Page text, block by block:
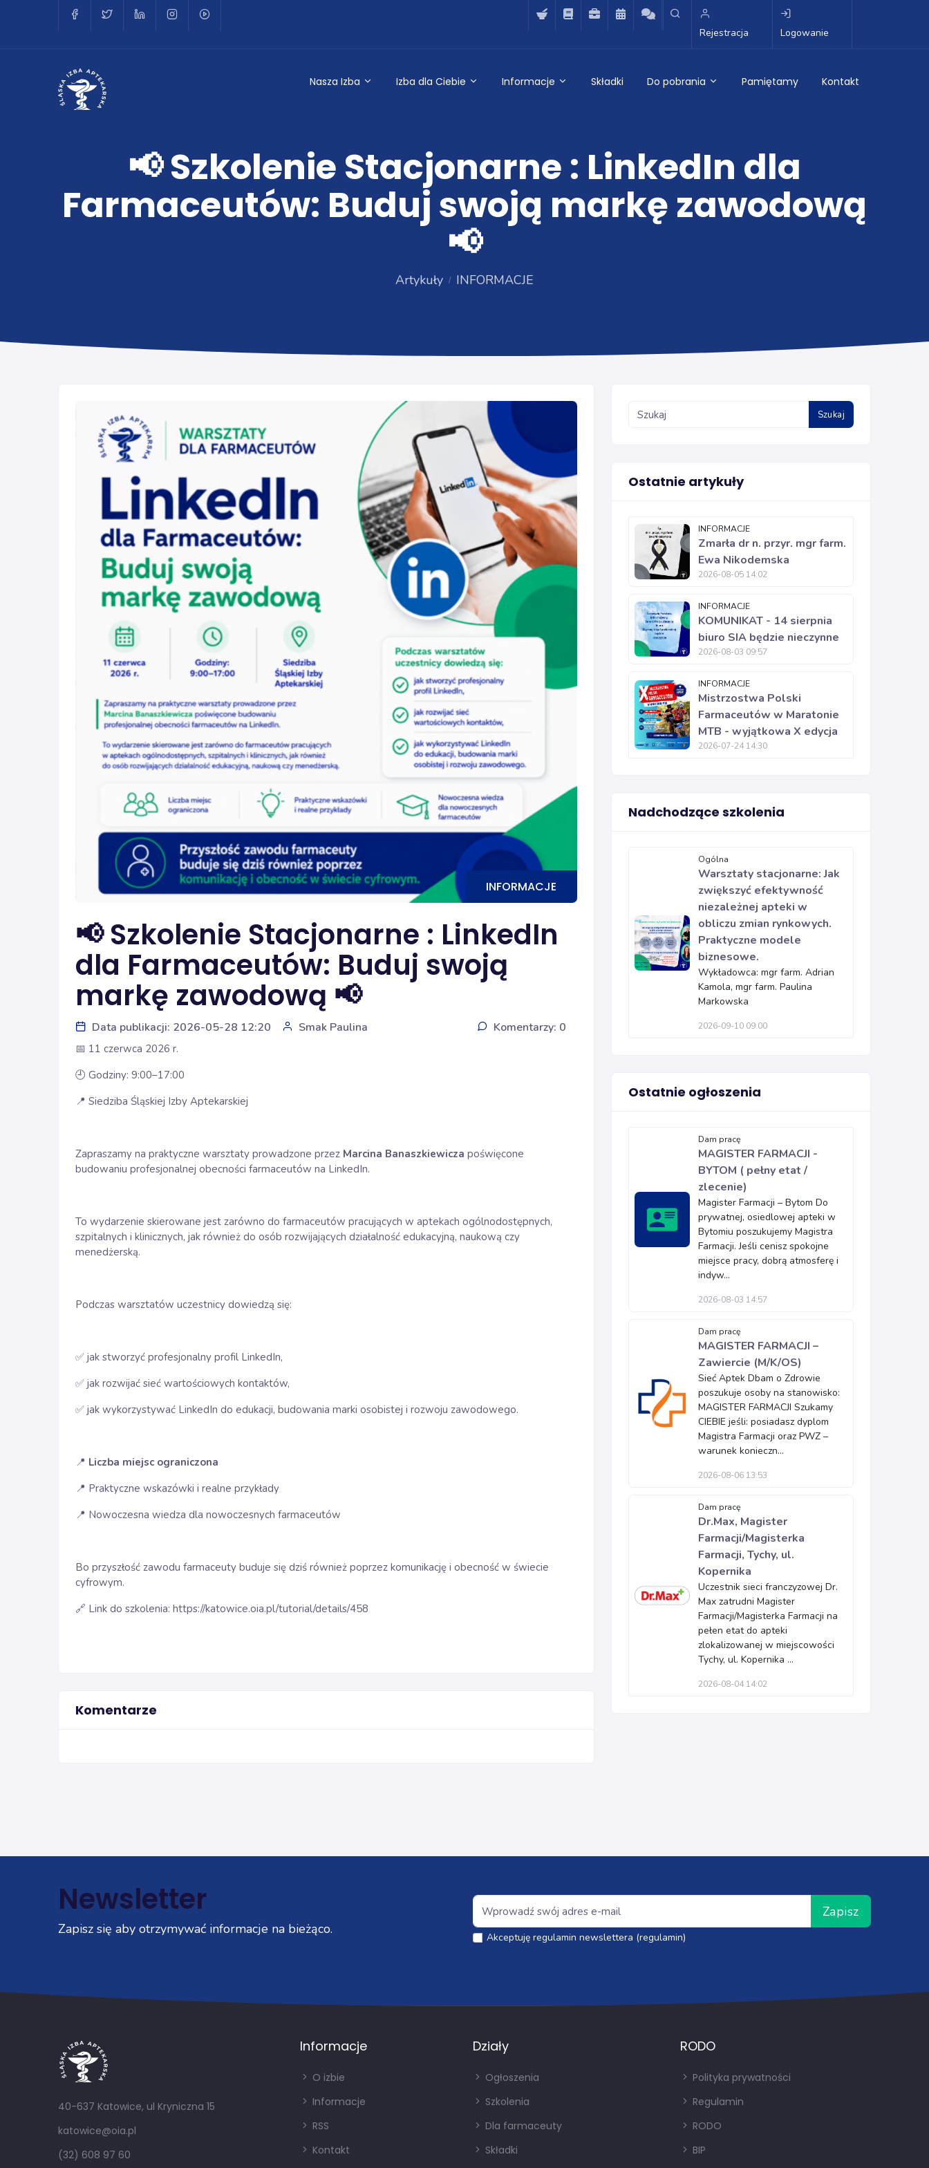
Rejestracja Logowanie
Nasza Izba Izba dla Ciebie Informacje Składki Do pobrania Pamiętamy Kontakt
📢 Szkolenie Stacjonarne : LinkedIn dla
Farmaceutów: Buduj swoją markę zawodową
📢
Artykuły INFORMACJE
INFORMACJE
📢 Szkolenie Stacjonarne : LinkedIn
dla Farmaceutów: Buduj swoją
markę zawodową 📢
Data publikacji: 2026-05-28 12:20 Smak Paulina Komentarzy: 0
📅 11 czerwca 2026 r.
🕘 Godziny: 9:00–17:00
📍 Siedziba Śląskiej Izby Aptekarskiej
Zapraszamy na praktyczne warsztaty prowadzone przez Marcina Banaszkiewicza poświęcone
budowaniu profesjonalnej obecności farmaceutów na LinkedIn.
To wydarzenie skierowane jest zarówno do farmaceutów pracujących w aptekach ogólnodostępnych,
szpitalnych i klinicznych, jak również do osób rozwijających działalność edukacyjną, naukową czy
menedżerską.
Podczas warsztatów uczestnicy dowiedzą się:
✅ jak stworzyć profesjonalny profil LinkedIn,
✅ jak rozwijać sieć wartościowych kontaktów,
✅ jak wykorzystywać LinkedIn do edukacji, budowania marki osobistej i rozwoju zawodowego.
📍 Liczba miejsc ograniczona
📍 Praktyczne wskazówki i realne przykłady
📍 Nowoczesna wiedza dla nowoczesnych farmaceutów
Bo przyszłość zawodu farmaceuty buduje się dziś również poprzez komunikację i obecność w świecie
cyfrowym.
🔗 Link do szkolenia: https://katowice.oia.pl/tutorial/details/458
Komentarze
Szukaj
Ostatnie artykuły
INFORMACJE
Zmarła dr n. przyr. mgr farm.
Ewa Nikodemska
2026-08-05 14:02
INFORMACJE
KOMUNIKAT - 14 sierpnia
biuro SIA będzie nieczynne
2026-08-03 09:57
INFORMACJE
Mistrzostwa Polski
Farmaceutów w Maratonie
MTB - wyjątkowa X edycja
2026-07-24 14:30
Nadchodzące szkolenia
Ogólna
Warsztaty stacjonarne: Jak
zwiększyć efektywność
niezależnej apteki w
obliczu zmian rynkowych.
Praktyczne modele
biznesowe.
Wykładowca: mgr farm. Adrian
Kamola, mgr farm. Paulina
Markowska
2026-09-10 09:00
Ostatnie ogłoszenia
Dam pracę
MAGISTER FARMACJI -
BYTOM ( pełny etat /
zlecenie)
Magister Farmacji – Bytom Do
prywatnej, osiedlowej apteki w
Bytomiu poszukujemy Magistra
Farmacji. Jeśli cenisz spokojne
miejsce pracy, dobrą atmosferę i
indyw...
2026-08-03 14:57
Dam pracę
MAGISTER FARMACJI –
Zawiercie (M/K/OS)
Sieć Aptek Dbam o Zdrowie
poszukuje osoby na stanowisko:
MAGISTER FARMACJI Szukamy
CIEBIE jeśli: posiadasz dyplom
Magistra Farmacji oraz PWZ –
warunek konieczn...
2026-08-06 13:53
Dam pracę
Dr.Max, Magister
Farmacji/Magisterka
Farmacji, Tychy, ul.
Kopernika
Uczestnik sieci franczyzowej Dr.
Max zatrudni Magister
Farmacji/Magisterka Farmacji na
pełen etat do apteki
zlokalizowanej w miejscowości
Tychy, ul. Kopernika ...
2026-08-04 14:02
Newsletter
Zapisz się aby otrzymywać informacje na bieżąco.
Zapisz
Akceptuję regulamin newslettera (regulamin)
40-637 Katowice, ul Kryniczna 15
katowice@oia.pl
(32) 608 97 60
Informacje
O izbie
Informacje
RSS
Kontakt
Działy
Ogłoszenia
Szkolenia
Dla farmaceuty
Składki
RODO
Polityka prywatności
Regulamin
RODO
BIP